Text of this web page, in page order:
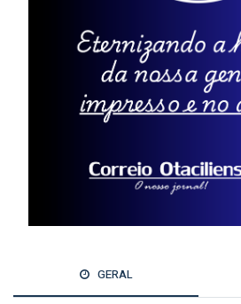
GERAL